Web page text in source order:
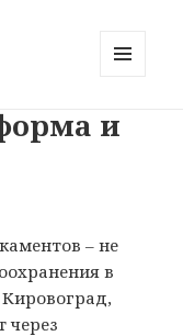
ВИДЖЕТЫ
и
– не
в
через